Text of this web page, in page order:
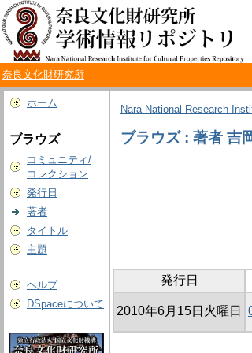
奈良文化財研究所
ホーム
ブラウズ
コミュニティ/
コレクション
発行日
著者
タイトル
主題
ヘルプ
DSpaceについて
Nara National Research
ブラウズ : 著者 吉
発行日
2010年6月15日火曜日